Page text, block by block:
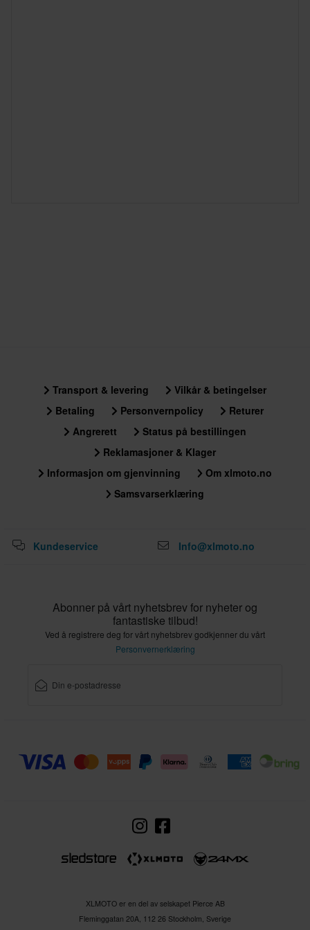
Transport & levering
Vilkår & betingelser
Betaling
Personvernpolicy
Returer
Angrerett
Status på bestillingen
Reklamasjoner & Klager
Informasjon om gjenvinning
Om xlmoto.no
Samsvarserklæring
Kundeservice Info@xlmoto.no
Abonner på vårt nyhetsbrev for nyheter og
fantastiske tilbud!
Ved å registrere deg for vårt nyhetsbrev godkjenner du vårt
Personvernerklæring
XLMOTO er en del av selskapet Pierce AB
Fleminggatan 20A, 112 26 Stockholm, Sverige